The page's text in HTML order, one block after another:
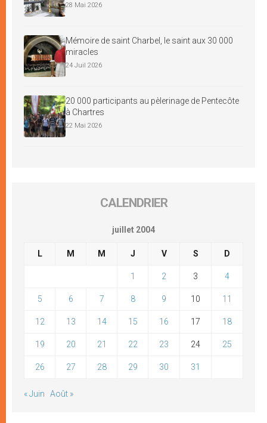
28 Mai 2026
Mémoire de saint Charbel, le saint aux 30 000
miracles
24 Juil 2026
20 000 participants au pèlerinage de Pentecôte
à Chartres
22 Mai 2026
CALENDRIER
juillet 2004
L M M J V S D
1 2 3 4
5 6 7 8 9 10 11
12 13 14 15 16 17 18
19 20 21 22 23 24 25
26 27 28 29 30 31
« Juin Août »